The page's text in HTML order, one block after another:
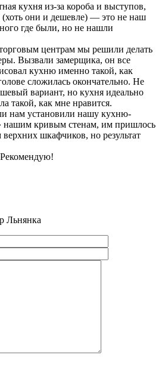
кухня из-за короба и выступов,
(хоть они и дешевле) — это не наш
где были, но не нашли
центрам мы решили делать
Вызвали замерщика, он все
кухню именно такой, как
сложилась окончательно. Не
вариант, но кухня идеально
такой, как мне нравится.
нам установили нашу кухню-
нашим кривым стенам, им пришлось
шкафчиков, но результат
Льнянка